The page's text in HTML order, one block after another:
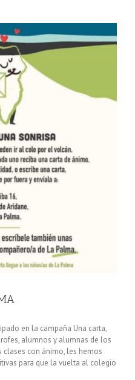
en la campaña Una carta,
alumnos y alumnas de los
clases con ánimo, les hemos
para que la vuelta al colegio